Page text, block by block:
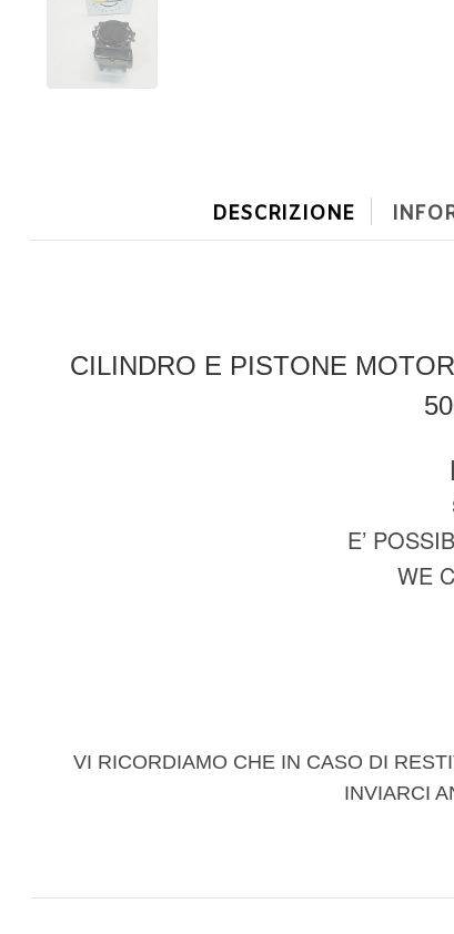
DESCRIZIONE
CILINDRO E PISTONE
E’
WE
VI RICORDIAMO CHE IN CASO DI
INVIARCI